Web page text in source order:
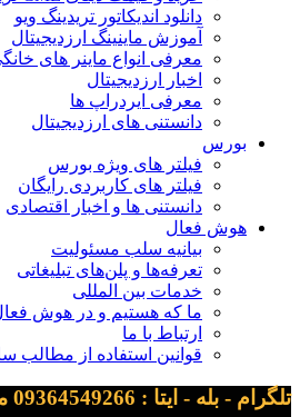
دانلود اندیکاتور تریدینگ ویو
آموزش ماینینگ ارزدیجیتال
معرفی انواع ماینر های
اخبار ارزدیجیتال
معرفی ایردراپ ها
دانستنی های ارزدیجیتال
بورس
فیلتر های ویژه بورس
فیلتر های کاربردی رایگان
دانستنی ها و اخبار اقتصادی
هوش فعال
بیانیه سلب مسئولیت
تعرفه‌ها و پلن‌های تبلیغاتی
خدمات بین المللی
ما که هستیم و در هوش
ارتباط با ما
قوانین استفاده از
تلگرام - بله - ایتا : 09364549266 موبایل : 09119542983